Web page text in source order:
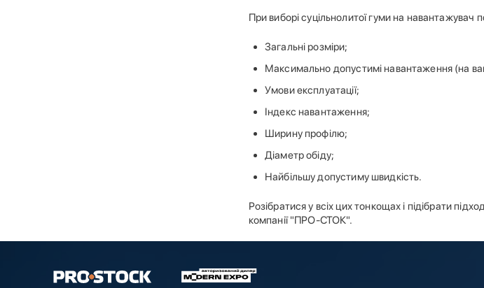
При виборі суцільнолитої гуми на навантажувач
Загальні розміри;
Максимально допустимі навантаження (на
Умови експлуатації;
Індекс навантаження;
Ширину профілю;
Діаметр обіду;
Найбільшу допустиму швидкість.
Розібратися у всіх цих тонкощах і підібрати
компанії "ПРО-СТОК".